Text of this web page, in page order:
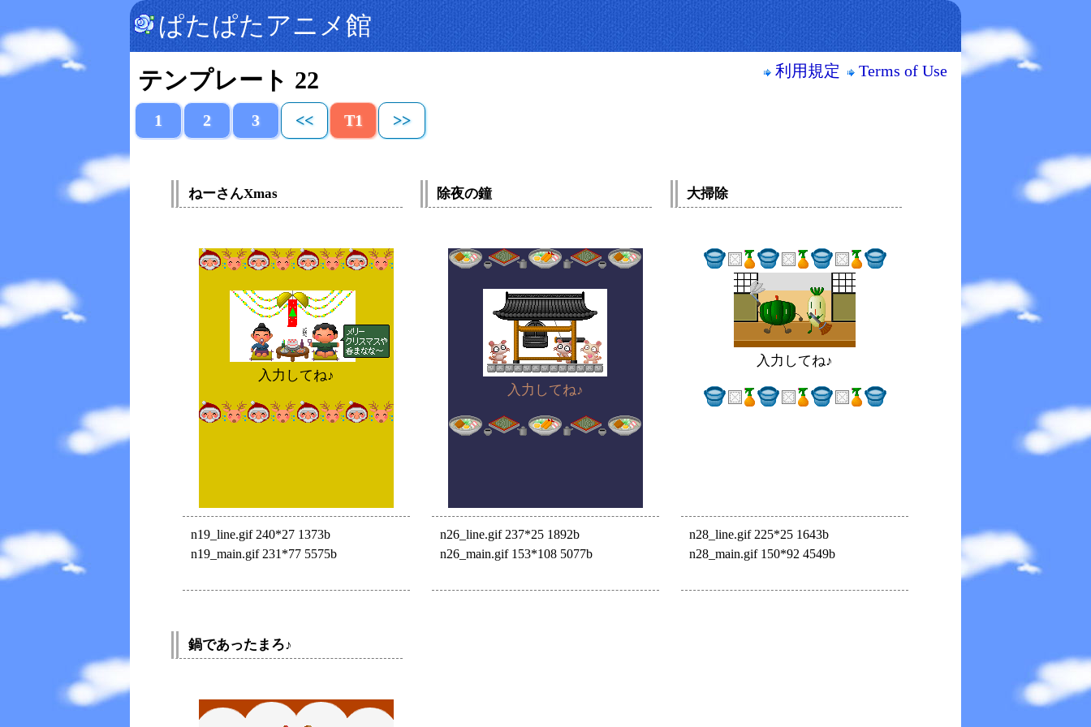
ぱたぱたアニメ館
テンプレート 22 利用規定 Terms of Use
1 2 3 << T1 >>
ねーさんXmas
入力してね♪
n19_line.gif 240*27 1373b
n19_main.gif 231*77 5575b
除夜の鐘
入力してね♪
n26_line.gif 237*25 1892b
n26_main.gif 153*108 5077b
大掃除
入力してね♪
n28_line.gif 225*25 1643b
n28_main.gif 150*92 4549b
鍋であったまろ♪